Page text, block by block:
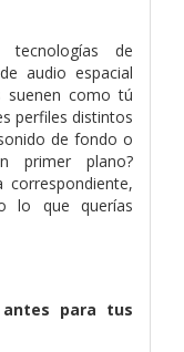
de
audio espacial
suenen como tú
perfiles distintos
de fondo o
primer plano?
correspondiente,
lo que querías
para tus